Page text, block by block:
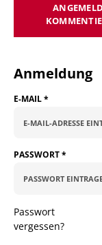
Anmeldung
E-MAIL*
PASSWORT*
Passwort
vergessen?